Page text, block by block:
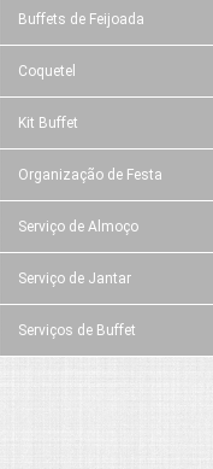
Buffets de Feijoada
Coquetel
Kit Buffet
Organização de Festa
Serviço de Almoço
Serviço de Jantar
Serviços de Buffet